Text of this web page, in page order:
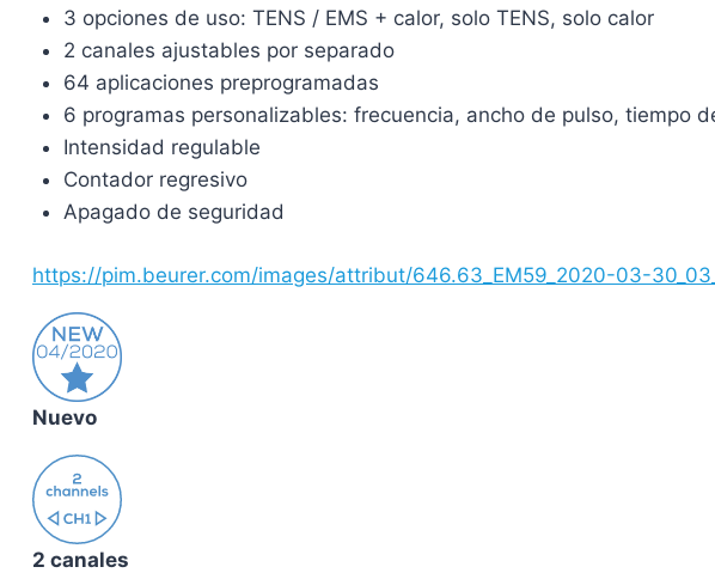
3 opciones de uso: TENS / EMS + calor, solo TENS, solo calor
2 canales ajustables por separado
64 aplicaciones preprogramadas
6 programas personalizables: frecuencia, ancho de pulso, tiempo
Intensidad regulable
Contador regresivo
Apagado de seguridad
https://pim.beurer.com/images/attribut/646.63_EM59_2020-03-
Nuevo
2 canales